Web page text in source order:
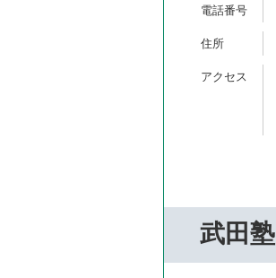
武田塾